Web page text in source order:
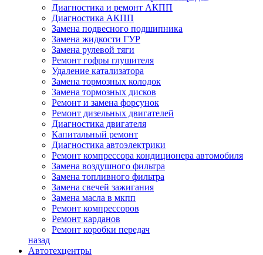
Диагностика и ремонт АКПП
Диагностика АКПП
Замена подвесного подшипника
Замена жидкости ГУР
Замена рулевой тяги
Ремонт гофры глушителя
Удаление катализатора
Замена тормозных колодок
Замена тормозных дисков
Ремонт и замена форсунок
Ремонт дизельных двигателей
Диагностика двигателя
Капитальный ремонт
Диагностика автоэлектрики
Ремонт компрессора кондиционера автомобиля
Замена воздушного фильтра
Замена топливного фильтра
Замена свечей зажигания
Замена масла в мкпп
Ремонт компрессоров
Ремонт карданов
Ремонт коробки передач
назад
Автотехцентры